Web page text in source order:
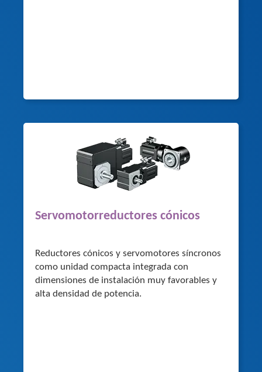
Servomotorreductores cónicos
Reductores cónicos y servomotores síncronos
como unidad compacta integrada con
dimensiones de instalación muy favorables y
alta densidad de potencia.